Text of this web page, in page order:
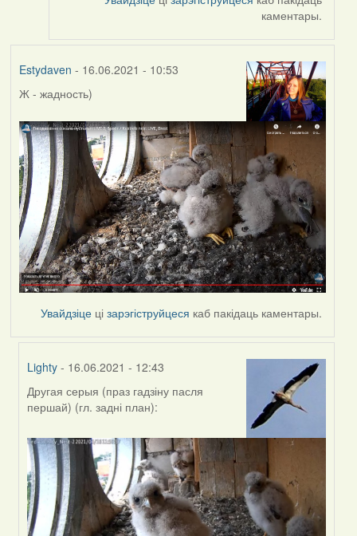
Estydaven
каментары.
Estydaven - 16.06.2021 - 10:53
Ж - жадность)
Увайдзіце цізарэгіструйцеся каб пакідаць каментары.
Lighty - 16.06.2021 - 12:43
In
reply
by
Estydaven
Другая серыя (праз гадзіну пасля
першай) (гл. задні план):